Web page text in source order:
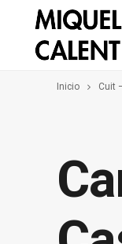
Inicio Cuit